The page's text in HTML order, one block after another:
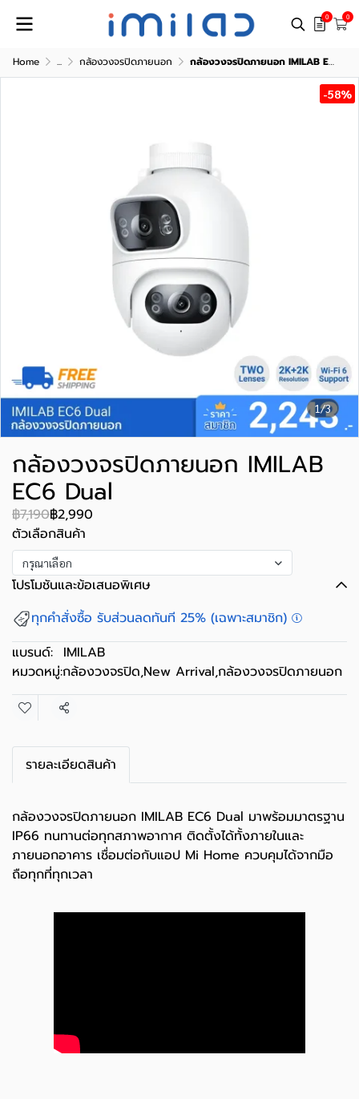
0 0
Home ... กล้องวงจรปิดภายนอก กล้องวงจรปิดภายนอก IMILAB EC6 Dual
1/3
-58%
กล้องวงจรปิดภายนอก IMILAB
EC6 Dual
฿7,190฿2,990
ตัวเลือกสินค้า
กรุณาเลือก
โปรโมชันและข้อเสนอพิเศษ
ทุกคำสั่งซื้อ รับส่วนลดทันที 25% (เฉพาะสมาชิก)
แบรนด์: IMILAB
หมวดหมู่:กล้องวงจรปิด,New Arrival,กล้องวงจรปิดภายนอก
แชร์
รายละเอียดสินค้า
กล้องวงจรปิดภายนอก IMILAB EC6 Dual มาพร้อมมาตรฐาน
IP66 ทนทานต่อทุกสภาพอากาศ ติดตั้งได้ทั้งภายในและ
ภายนอกอาคาร เชื่อมต่อกับแอป Mi Home ควบคุมได้จากมือ
ถือทุกที่ทุกเวลา